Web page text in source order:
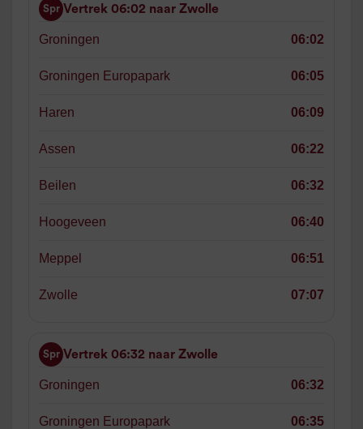
Spr Vertrek 06:02 naar Zwolle
Groningen 06:02
Groningen Europapark 06:05
Haren 06:09
Assen 06:22
Beilen 06:32
Hoogeveen 06:40
Meppel 06:51
Zwolle 07:07
Spr Vertrek 06:32 naar Zwolle
Groningen 06:32
Groningen Europapark 06:35